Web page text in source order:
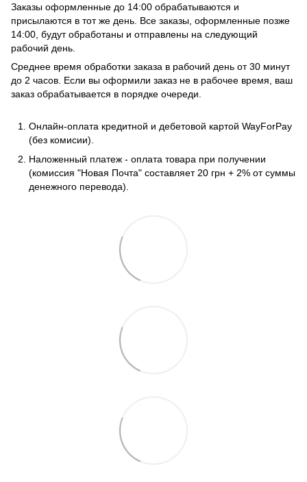
Заказы оформленные до 14:00 обрабатываются и
присылаются в тот же день. Все заказы, оформленные позже
14:00, будут обработаны и отправлены на следующий
рабочий день.
Среднее время обработки заказа в рабочий день от 30 минут
до 2 часов. Если вы оформили заказ не в рабочее время, ваш
заказ обрабатывается в порядке очереди.
Онлайн-оплата кредитной и дебетовой картой WayForPay
(без комисии).
Наложенный платеж - оплата товара при получении
(комиссия "Новая Почта" составляет 20 грн + 2% от суммы
денежного перевода).